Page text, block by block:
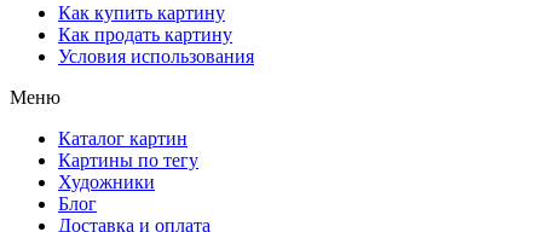
Как купить картину
Как продать картину
Условия использования
Меню
Каталог картин
Картины по тегу
Художники
Блог
Доставка и оплата